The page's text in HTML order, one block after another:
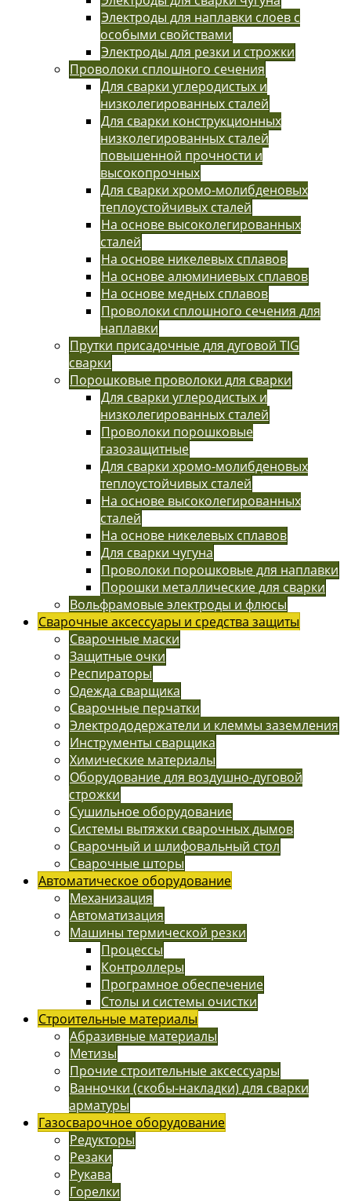
Электроды для наплавки слоев с
особыми свойствами
Электроды для резки и строжки
Проволоки сплошного сечения
Для сварки углеродистых и
низколегированных сталей
Для сварки конструкционных
низколегированных сталей
повышенной прочности и
высокопрочных
Для сварки хромо-молибденовых
теплоустойчивых сталей
На основе высоколегированных
сталей
На основе никелевых сплавов
На основе алюминиевых сплавов
На основе медных сплавов
Проволоки сплошного сечения для
наплавки
Прутки присадочные для дуговой TIG
сварки
Порошковые проволоки для сварки
Для сварки углеродистых и
низколегированных сталей
Проволоки порошковые
газозащитные
Для сварки хромо-молибденовых
теплоустойчивых сталей
На основе высоколегированных
сталей
На основе никелевых сплавов
Для сварки чугуна
Проволоки порошковые для наплавки
Порошки металлические для сварки
Вольфрамовые электроды и флюсы
Сварочные аксессуары и средства защиты
Сварочные маски
Защитные очки
Респираторы
Одежда сварщика
Сварочные перчатки
Электрододержатели и клеммы заземления
Инструменты сварщика
Химические материалы
Оборудование для воздушно-дуговой
строжки
Сушильное оборудование
Системы вытяжки сварочных дымов
Сварочный и шлифовальный стол
Сварочные шторы
Автоматическое оборудование
Механизация
Автоматизация
Машины термической резки
Процессы
Контроллеры
Програмное обеспечение
Столы и системы очистки
Строительные материалы
Абразивные материалы
Метизы
Прочие строительные аксессуары
Ванночки (скобы-накладки) для сварки
арматуры
Газосварочное оборудование
Редукторы
Резаки
Рукава
Горелки